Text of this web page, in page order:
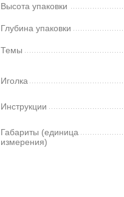
Высота упаковки
Глубина упаковки
Темы
Иголка
Инструкции
Габариты (единица
измерения)